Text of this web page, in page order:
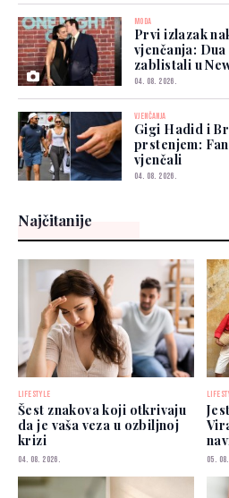
MODA
Prvi izlazak
vjenčanja:
zablistali u
04. 08. 2026.
VJENČANJA
Gigi Hadid i
prstenjem:
vjenčali
04. 08. 2026.
Najčitanije
LIFESTYLE
Šest znakova koji otkrivaju
da je vaša veza u ozbiljnoj
krizi
04. 08. 2026. 05.